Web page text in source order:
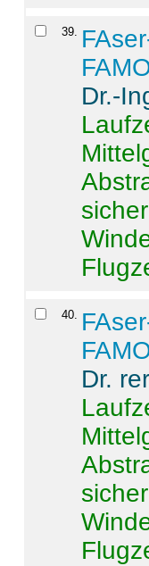
39.
Dr.-
40.
Dr.